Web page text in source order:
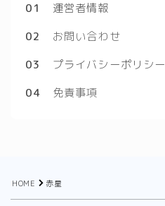
01
運営者情報
02
お問い合わせ
03
プライバシーポリシー
04
免責事項
HOME 赤星